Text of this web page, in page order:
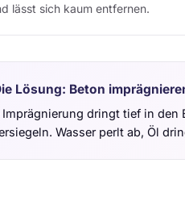
lässt sich kaum entfernen.
Lösung: Beton
Imprägnierung dringt tief in den
Wasser perlt ab, Öl